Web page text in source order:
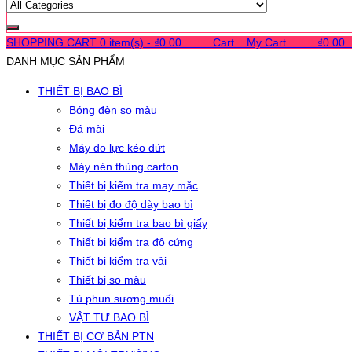
SHOPPING CART 0 item(s) - ₫0.00 Cart My Cart ₫0.00
DANH MỤC SẢN PHẨM
THIẾT BỊ BAO BÌ
Bóng đèn so màu
Đá mài
Máy đo lực kéo đứt
Máy nén thùng carton
Thiết bị kiểm tra may mặc
Thiết bị đo độ dày bao bì
Thiết bị kiểm tra bao bì giấy
Thiết bị kiểm tra độ cứng
Thiết bị kiểm tra vải
Thiết bị so màu
Tủ phun sương muối
VẬT TƯ BAO BÌ
THIẾT BỊ CƠ BẢN PTN